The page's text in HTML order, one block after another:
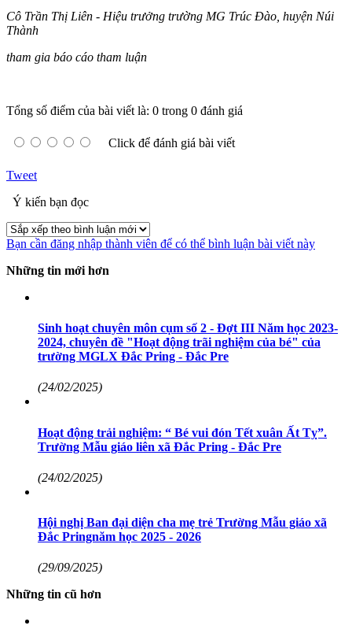
Cô Trần Thị Liên - Hiệu trưởng trường MG Trúc Đào, huyện Núi
Thành
tham gia báo cáo tham luận
Tổng số điểm của bài viết là: 0 trong 0 đánh giá
Click để đánh giá bài viết
Tweet
Ý kiến bạn đọc
Bạn cần đăng nhập thành viên để có thể bình luận bài viết này
Những tin mới hơn
Sinh hoạt chuyên môn cụm số 2 - Đợt III Năm học 2023-
2024, chuyên đề "Hoạt động trãi nghiệm của bé" của
trường MGLX Đắc Pring - Đắc Pre
(24/02/2025)
Hoạt động trải nghiệm: “ Bé vui đón Tết xuân Ất Tỵ”.
Trường Mẫu giáo liên xã Đắc Pring - Đắc Pre
(24/02/2025)
Hội nghị Ban đại diện cha mẹ trẻ Trường Mẫu giáo xã
Đắc Pringnăm học 2025 - 2026
(29/09/2025)
Những tin cũ hơn